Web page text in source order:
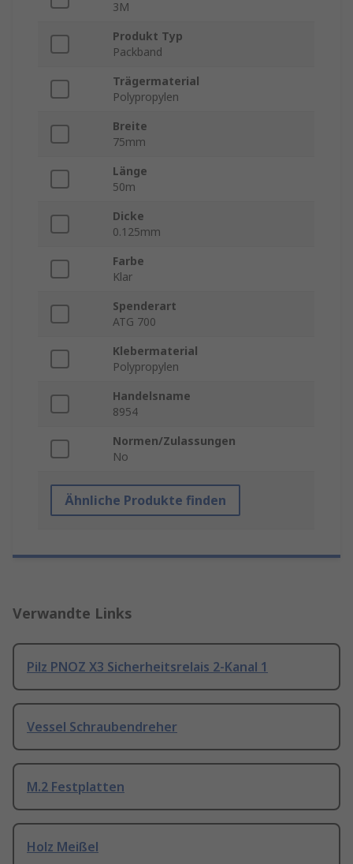
3M
Produkt Typ
Packband
Trägermaterial
Polypropylen
Breite
75mm
Länge
50m
Dicke
0.125mm
Farbe
Klar
Spenderart
ATG 700
Klebermaterial
Polypropylen
Handelsname
8954
Normen/Zulassungen
No
Ähnliche Produkte finden
Verwandte Links
Pilz PNOZ X3 Sicherheitsrelais 2-Kanal 1
Vessel Schraubendreher
M.2 Festplatten
Holz Meißel